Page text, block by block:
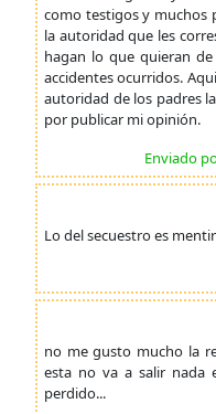
como testigos y muchos
la autoridad que les
hagan lo que quieran
accidentes ocurridos.
autoridad de los padres
por publicar mi opinión.
Enviado
Lo del secuestro es
no me gusto mucho la
esta no va a salir nada
perdido...